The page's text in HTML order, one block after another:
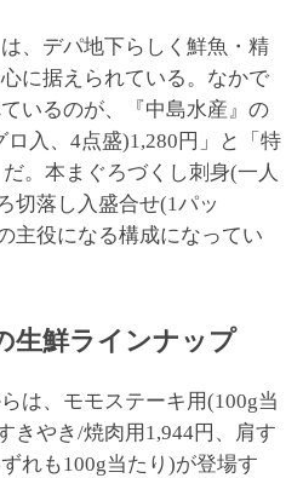
、デパ地下らしく鮮魚・精
に据えられている。なかで
いるのが、『中島水産』の
ロ入、4点盛)1,280円」と「特
。本まぐろづくし刺身(一人
切落し入盛合せ(1パッ
主役になる構成になってい
生鮮ラインナップ
は、モモステーキ用(100g当
きやき/焼肉用1,944円、肩す
れも100g当たり)が登場す